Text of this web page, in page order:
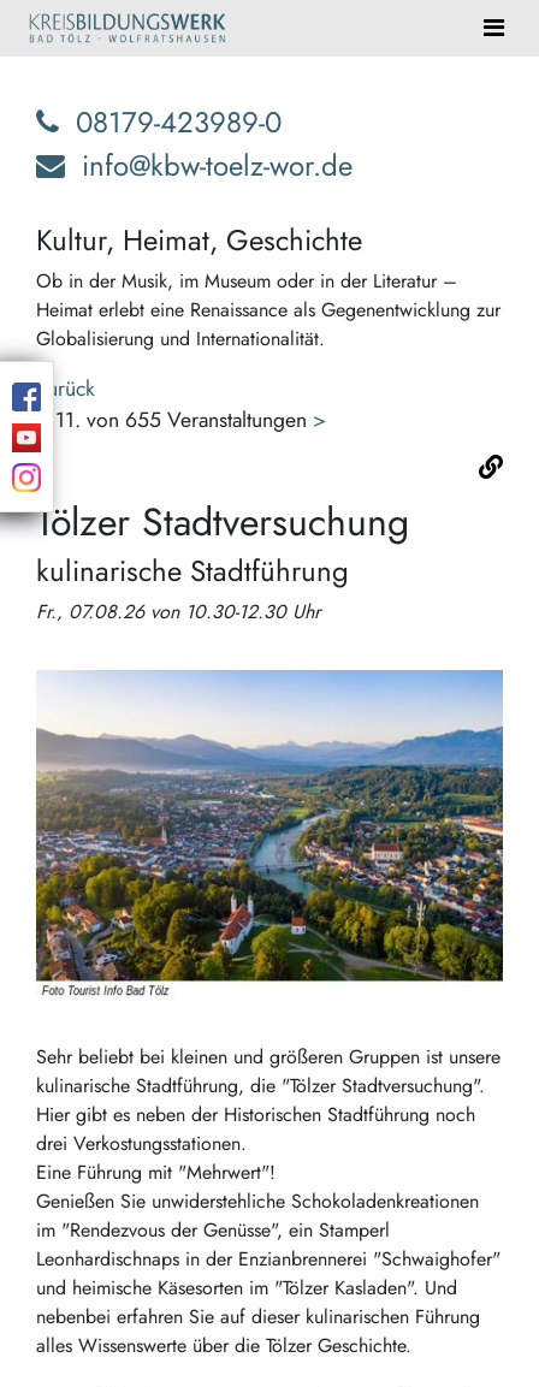
08179-423989-0
info@kbw-toelz-wor.de
Kultur, Heimat, Geschichte
Ob in der Musik, im Museum oder in der Literatur –
Heimat erlebt eine Renaissance als Gegenentwicklung zur
Globalisierung und Internationalität.
Zurück
< 11. von 655 Veranstaltungen >
Tölzer Stadtversuchung
kulinarische Stadtführung
Fr., 07.08.26 von 10.30-12.30 Uhr
Sehr beliebt bei kleinen und größeren Gruppen ist unsere
kulinarische Stadtführung, die "Tölzer Stadtversuchung".
Hier gibt es neben der Historischen Stadtführung noch
drei Verkostungsstationen.
Eine Führung mit "Mehrwert"!
Genießen Sie unwiderstehliche Schokoladenkreationen
im "Rendezvous der Genüsse", ein Stamperl
Leonhardischnaps in der Enzianbrennerei "Schwaighofer"
und heimische Käsesorten im "Tölzer Kasladen". Und
nebenbei erfahren Sie auf dieser kulinarischen Führung
alles Wissenswerte über die Tölzer Geschichte.